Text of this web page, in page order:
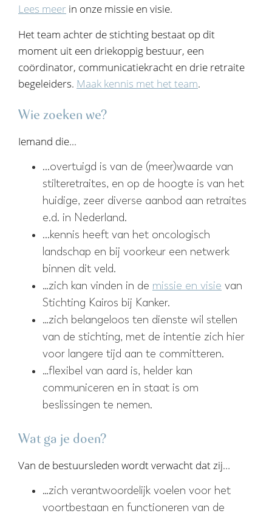
Lees meer in onze missie en visie.
Het team achter de stichting bestaat op dit
moment uit een driekoppig bestuur, een
coördinator, communicatiekracht en drie retraite
begeleiders. Maak kennis met het team.
Wie zoeken we?
Iemand die...
...overtuigd is van de (meer)waarde van
stilteretraites, en op de hoogte is van het
huidige, zeer diverse aanbod aan retraites
e.d. in Nederland.
...kennis heeft van het oncologisch
landschap en bij voorkeur een netwerk
binnen dit veld.
…zich kan vinden in de missie en visie van
Stichting Kairos bij Kanker.
…zich belangeloos ten dienste wil stellen
van de stichting, met de intentie zich hier
voor langere tijd aan te committeren.
…flexibel van aard is, helder kan
communiceren en in staat is om
beslissingen te nemen.
Wat ga je doen?
Van de bestuursleden wordt verwacht dat zij…
…zich verantwoordelijk voelen voor het
voortbestaan en functioneren van de